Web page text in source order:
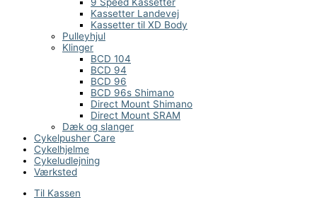
Kassetter Landevej
Kassetter til XD Body
Pulleyhjul
Klinger
BCD 104
BCD 94
BCD 96
BCD 96s Shimano
Direct Mount Shimano
Direct Mount SRAM
Dæk og slanger
Cykelpusher Care
Cykelhjelme
Cykeludlejning
Værksted
Til Kassen